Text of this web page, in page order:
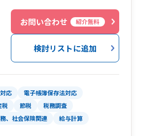
対応可能
お問い合わせ 紹介無料
検討リストに追加
応
電子帳簿保存法対応
税 節税
税務調査
、社会保険関連
給与計算